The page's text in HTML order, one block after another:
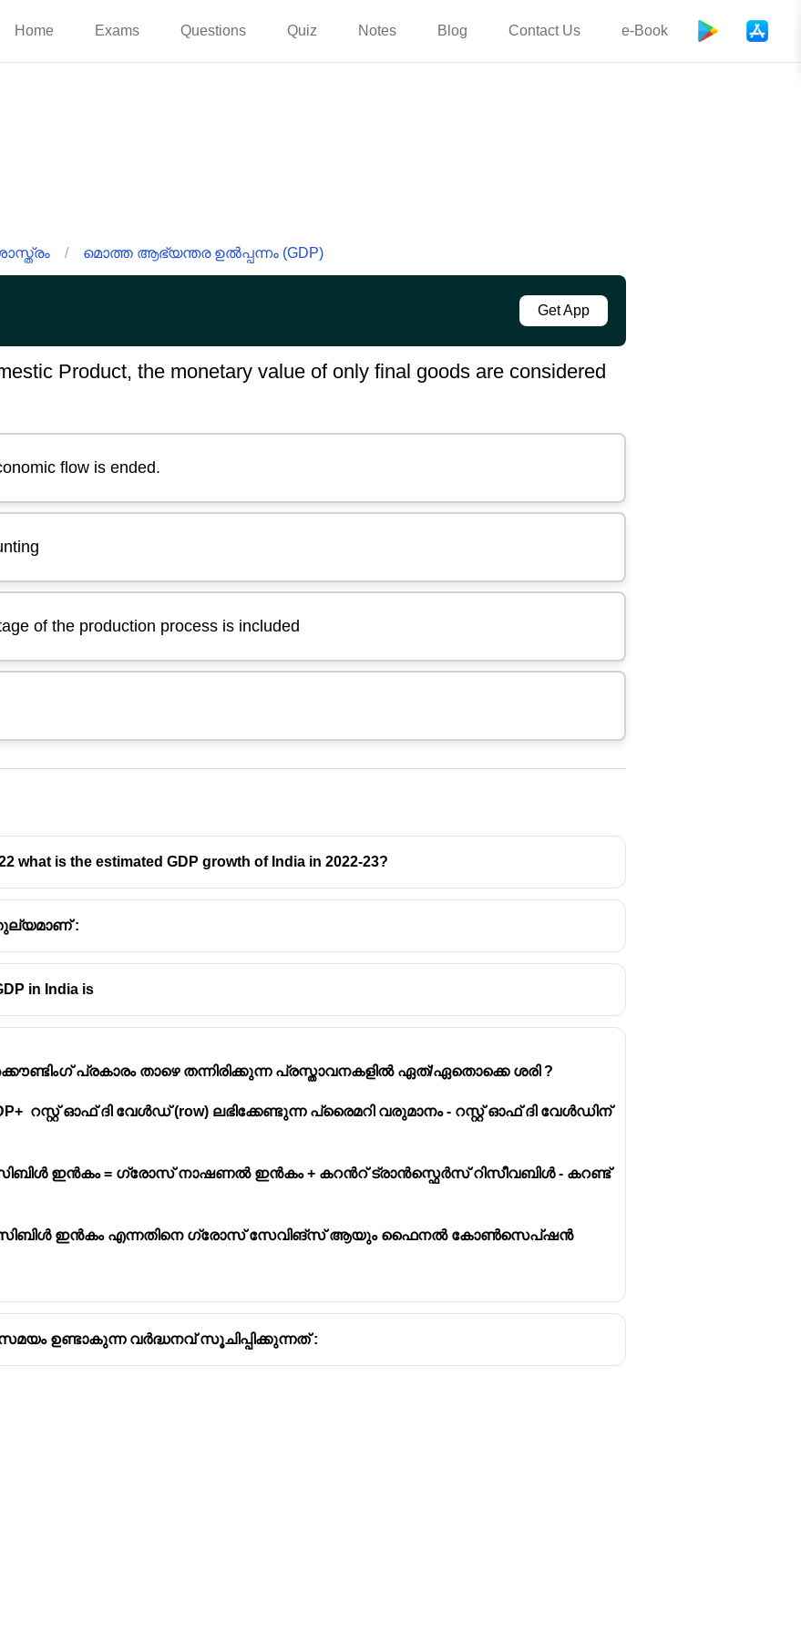
Home Exams Questions Quiz Notes Blog Contact Us e-Book
/ മൊത്ത ആഭ്യന്തര ഉൽപ്പന്നം (GDP)
Get App
Product, the monetary value of only final goods are considered
flow is ended.
of the production process is included
what is the estimated GDP growth of India in 2022-23?
തുല്യമാണ് :
in India is
പ്രകാരം താഴെ തന്നിരിക്കുന്ന പ്രസ്താവനകളിൽ ഏത്/ഏതൊക്കെ ശരി ?
ഓഫ് ദി വേൾഡ് (row) ലഭിക്കേണ്ടുന്ന പ്രൈമറി വരുമാനം - റസ്റ്റ് ഓഫ് ദി വേൾഡിന്
ഇൻകം = ഗ്രോസ് നാഷണൽ ഇൻകം + കറൻറ് ട്രാൻസ്ഫെർസ് റിസീവബിൾ - കറണ്ട്
ഇൻകം എന്നതിനെ ഗ്രോസ് സേവിങ്സ് ആയും ഫൈനൽ കോൺസെപ്ഷൻ
ഉണ്ടാകുന്ന വർദ്ധനവ് സൂചിപ്പിക്കുന്നത് :